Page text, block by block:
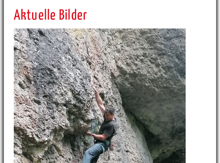
Aktuelle Bilder